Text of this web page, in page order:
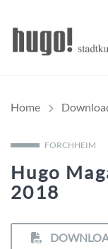
Home
FORCHHEIM
Hugo
2018